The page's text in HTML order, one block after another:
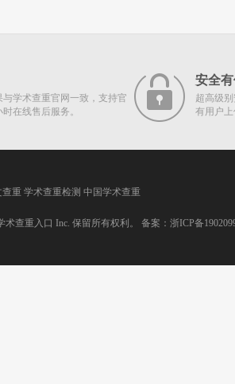
与学术查重官网一致，支持官
在线售后服务。
安全
超高级
有用户
查重 学术查重检测 中国学术查重
术查重入口 Inc. 保留所有权利。 备案： 浙ICP备